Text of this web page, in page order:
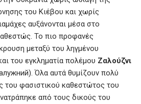
του Κιέβου και χωρίς
αυξάνονται μέσα στο
Το πιο προφανές
μεταξύ του ληγμένου
του εγκληματία πολέμου Ζαλούζνι
Όλα αυτά θυμίζουν πολύ
του φασιστικού καθεστώτος του
από τους δικούς του